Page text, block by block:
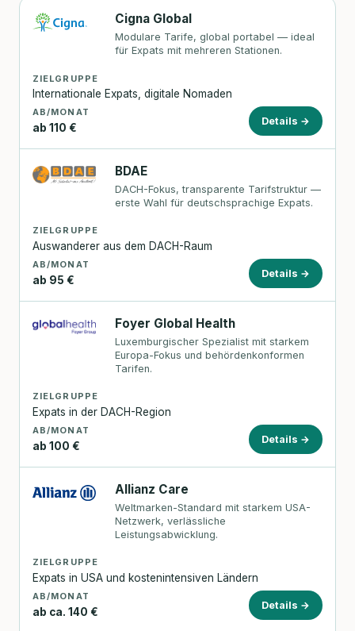
Cigna Global
Modulare Tarife, global portabel — ideal
für Expats mit mehreren Stationen.
ZIELGRUPPE
Internationale Expats, digitale Nomaden
AB/MONAT
ab 110 €
Details →
BDAE
DACH-Fokus, transparente Tarifstruktur —
erste Wahl für deutschsprachige Expats.
ZIELGRUPPE
Auswanderer aus dem DACH-Raum
AB/MONAT
ab 95 €
Details →
Foyer Global Health
Luxemburgischer Spezialist mit starkem
Europa-Fokus und behördenkonformen
Tarifen.
ZIELGRUPPE
Expats in der DACH-Region
AB/MONAT
ab 100 €
Details →
Allianz Care
Weltmarken-Standard mit starkem USA-
Netzwerk, verlässliche
Leistungsabwicklung.
ZIELGRUPPE
Expats in USA und kostenintensiven Ländern
AB/MONAT
ab ca. 140 €
Details →